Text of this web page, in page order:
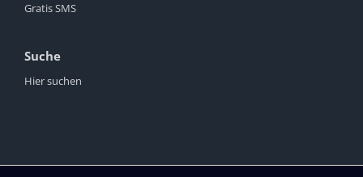
Gratis SMS
Suche
Hier suchen